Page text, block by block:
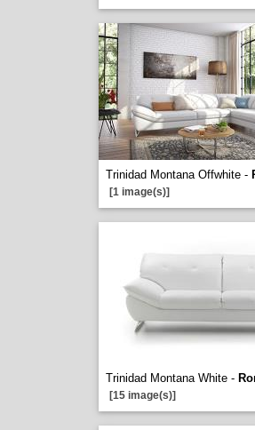
Trinidad Montana Offwhite -
[1 image(s)]
Trinidad Montana White -
[15 image(s)]